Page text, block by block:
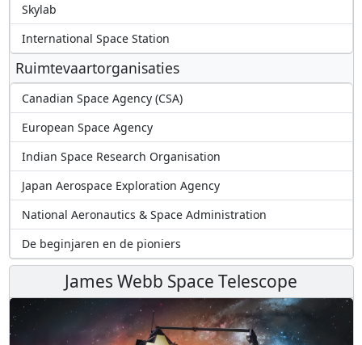
Skylab
International Space Station
Ruimtevaartorganisaties
Canadian Space Agency (CSA)
European Space Agency
Indian Space Research Organisation
Japan Aerospace Exploration Agency
National Aeronautics & Space Administration
De beginjaren en de pioniers
James Webb Space Telescope